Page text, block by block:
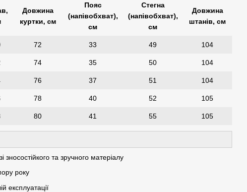
Довжина
куртки, см
Пояс
(напівобхват),
см
Стегна
(напівобхват),
см
Довжина
штанів, см
72 33 49 104
74 35 50 104
76 37 51 104
78 40 52 105
80 41 55 105
та зручного матеріалу
року
експлуатації